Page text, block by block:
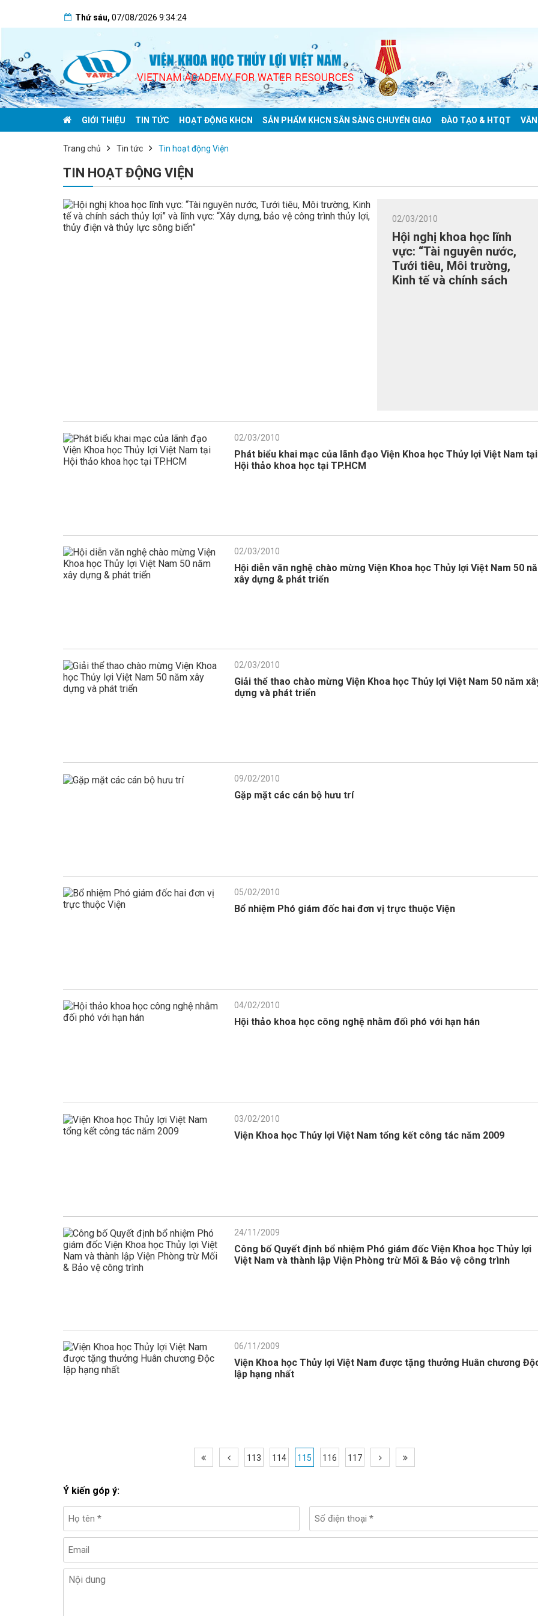
Thứ sáu, 07/08/2026 9:34:25
GIỚI THIỆU TIN TỨC HOẠT ĐỘNG KHCN SẢN PHẨM KHCN SẴN SÀNG CHUYỂN GIAO ĐÀO TẠO & HTQT
Trang chủ Tin tức Tin hoạt động Viện
TIN HOẠT ĐỘNG VIỆN
02/03/2010
Hội nghị khoa học lĩnh
vực: “Tài nguyên nước,
Tưới tiêu, Môi trường,
Kinh tế và chính sách
02/03/2010
Phát biểu khai mạc của lãnh đạo Viện Khoa học Thủy lợi Việt Nam tại
Hội thảo khoa học tại TP.HCM
02/03/2010
Hội diễn văn nghệ chào mừng Viện Khoa học Thủy lợi Việt Nam 50
xây dựng & phát triển
02/03/2010
Giải thể thao chào mừng Viện Khoa học Thủy lợi Việt Nam 50 năm
dựng và phát triển
09/02/2010
Gặp mặt các cán bộ hưu trí
05/02/2010
Bổ nhiệm Phó giám đốc hai đơn vị trực thuộc Viện
04/02/2010
Hội thảo khoa học công nghệ nhằm đối phó với hạn hán
03/02/2010
Viện Khoa học Thủy lợi Việt Nam tổng kết công tác năm 2009
24/11/2009
Công bố Quyết định bổ nhiệm Phó giám đốc Viện Khoa học Thủy lợi
Việt Nam và thành lập Viện Phòng trừ Mối & Bảo vệ công trình
06/11/2009
Viện Khoa học Thủy lợi Việt Nam được tặng thưởng Huân chương
lập hạng nhất
113 114 115 116 117
Ý kiến góp ý: